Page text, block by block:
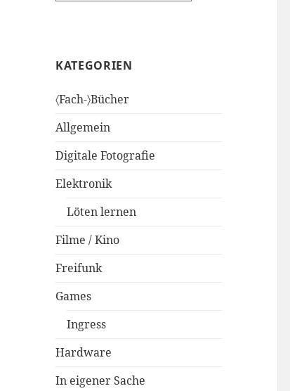
KATEGORIEN
〈Fach-〉Bücher
Allgemein
Digitale Fotografie
Elektronik
Löten lernen
Filme / Kino
Freifunk
Games
Ingress
Hardware
In eigener Sache